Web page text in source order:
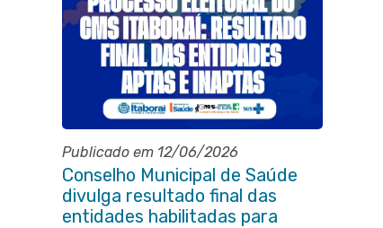
Publicado em 12/06/2026
Conselho Municipal de Saúde
divulga resultado final das
entidades habilitadas para